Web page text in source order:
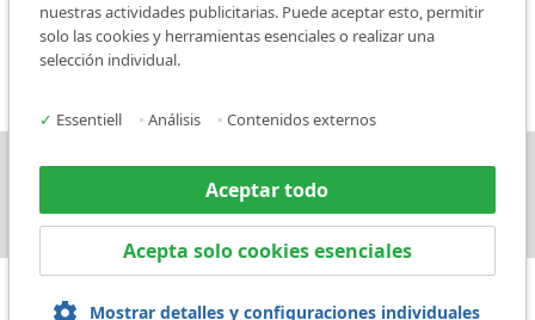
Prensa Contacto
nuestras actividades publicitarias. Puede aceptar esto, permitir
solo las cookies y herramientas esenciales o realizar una
selección individual.
✓ Essentiell • Análisis • Contenidos externos
Aceptar todo
Acepta solo cookies esenciales
Mostrar detalles y configuraciones individuales